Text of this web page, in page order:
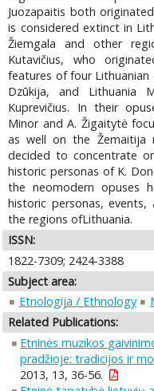
Juozapaitis both
is considered extinct in
Žiemgala and other
Kutavičius, who
features of four Lithuanian
Dzūkija, and Lithuania
Kuprevičius. In their
Minor and A. Žigaitytė
as well on the Žemaitija
decided to concentrate
historic personas of K.
the neomodern opuses
historic personas,
the regions ofLithuania.
ISSN:
1822-7309; 2424-3388
Subject area:
Etnologija / Ethnology
Related Publications:
Etninės muzikos
pradžioje: tradicijos ir
2013, 13, 36-56.